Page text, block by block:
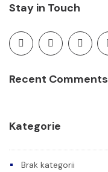
Stay in Touch
Recent Comments
Kategorie
Brak kategorii